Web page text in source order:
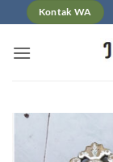
to
content
Kontak WA